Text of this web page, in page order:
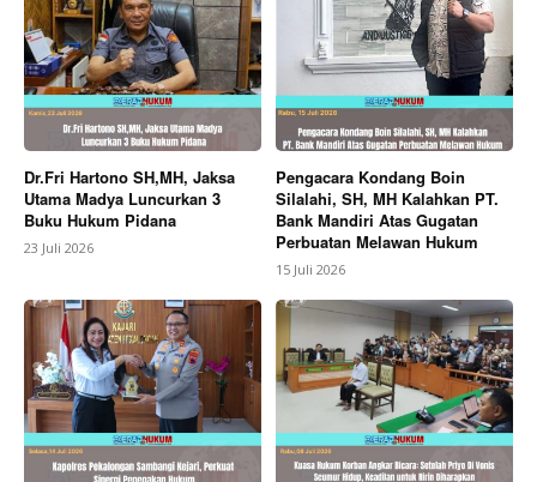
Dr.Fri Hartono SH,MH, Jaksa
Utama Madya Luncurkan 3
Buku Hukum Pidana
23 Juli 2026
Pengacara Kondang Boin
Silalahi, SH, MH Kalahkan PT.
Bank Mandiri Atas Gugatan
Perbuatan Melawan Hukum
15 Juli 2026